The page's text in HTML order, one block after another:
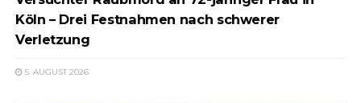
Köln – Drei Festnahmen nach schwerer
Verletzung
5. AUGUST 2026